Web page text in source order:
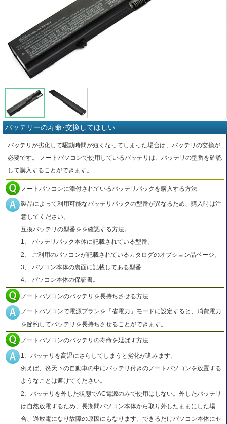
バッテリーの寿命･交換してほしい
バッテリが劣化して駆動時間が短くなってしまった場合は、バッテリの交換が
必要です。 ノートパソコンで使用しているバッテリは、バッテリの型番を確認
して購入することができます。
ノートパソコンに添付されているバッテリパックを購入する方法
製品によって利用可能なバッテリパックの型番が異なるため、購入時は注
意してください。
互換バッテリの型番をを確認する方法。
1、 バッテリパック本体に記載されている型番。
2、 ご利用のパソコンが記載されているカタログのオプション品ページ。
3、 パソコン本体の裏面に記載してある型番
4、 パソコン本体の保証書。
ノートパソコンのバッテリを長持ちさせる方法
ノートパソコンで電源プランを「省電力」モードに設定すると、消費電力
を節約してバッテリを長持ちさせることができます。
ノートパソコンのバッテリの寿命を延ばす方法
1、バッテリを高温にさらしてしまうと劣化が進みます。
例えば、炎天下の自動車の中にバッテリ付きのノートパソコンを放置する
ようなことは避けてください。
2、バッテリを外した状態でAC電源のみで使用はしない。外したバッテリ
は自然放電するため、長期間パソコン本体から取り外したままにした場
合、過放電になり故障の原因にもなります。できるだけパソコン本体にセ